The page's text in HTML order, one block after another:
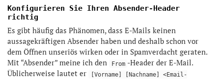
Konfigurieren Sie Ihren Absender-Header
richtig
Es gibt häufig das Phänomen, dass E-Mails keinen
aussagekräftigen Absender haben und deshalb schon vor
dem Öffnen unseriös wirken oder in Spamverdacht geraten.
Mit “Absender” meine ich den
From -Header der E-Mail.
Üblicherweise lautet er
[Vorname] [Nachname] <Email-